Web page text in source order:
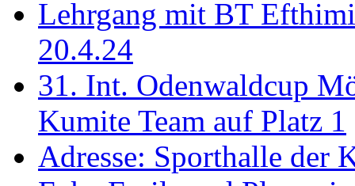
Lehrgang mit BT
20.4.24
31. Int. Odenwaldcup
Kumite Team auf Platz 1
Adresse: Sporthalle der